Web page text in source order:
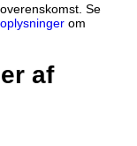
Se
om
af